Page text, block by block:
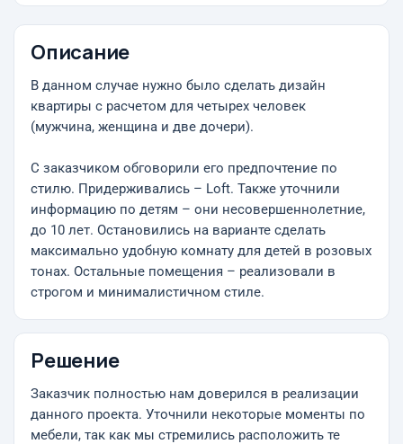
Описание
В данном случае нужно было сделать дизайн
квартиры с расчетом для четырех человек
(мужчина, женщина и две дочери).
С заказчиком обговорили его предпочтение по
стилю. Придерживались – Loft. Также уточнили
информацию по детям – они несовершеннолетние,
до 10 лет. Остановились на варианте сделать
максимально удобную комнату для детей в розовых
тонах. Остальные помещения – реализовали в
строгом и минималистичном стиле.
Решение
Заказчик полностью нам доверился в реализации
данного проекта. Уточнили некоторые моменты по
мебели, так как мы стремились расположить те